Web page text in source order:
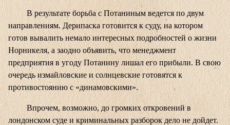
В результате борьба с Потаниным ведется по двум
направлениям. Дерипаска готовится к суду, на котором
готов вывалить немало интересных подробностей о жизни
Норникеля, а заодно объявить, что менеджмент
предприятия в угоду Потанину лишал его прибыли. В свою
очередь измайловские и солнцевские готовятся к
противостоянию с «динамовскими».
Впрочем, возможно, до громких откровений в
лондонском суде и криминальных разборок дело не дойдет.